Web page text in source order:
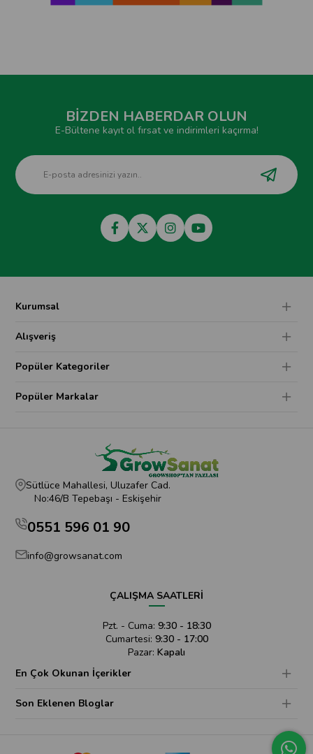
BİZDEN HABERDAR OLUN
E-Bültene kayıt ol fırsat ve indirimleri kaçırma!
Kurumsal
Alışveriş
Popüler Kategoriler
Popüler Markalar
Sütlüce Mahallesi, Uluzafer Cad.
No:46/B Tepebaşı - Eskişehir
0551 596 01 90
info@growsanat.com
ÇALIŞMA SAATLERİ
Pzt. - Cuma: 9:30 - 18:30
Cumartesi: 9:30 - 17:00
Pazar: Kapalı
En Çok Okunan İçerikler
Son Eklenen Bloglar